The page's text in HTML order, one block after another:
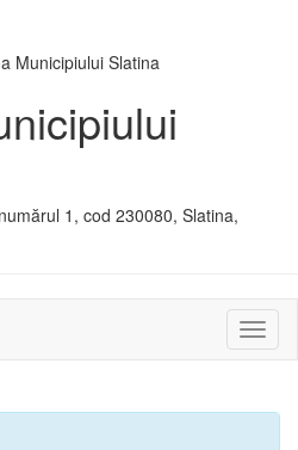
1, cod 230080, Slatina,
sau